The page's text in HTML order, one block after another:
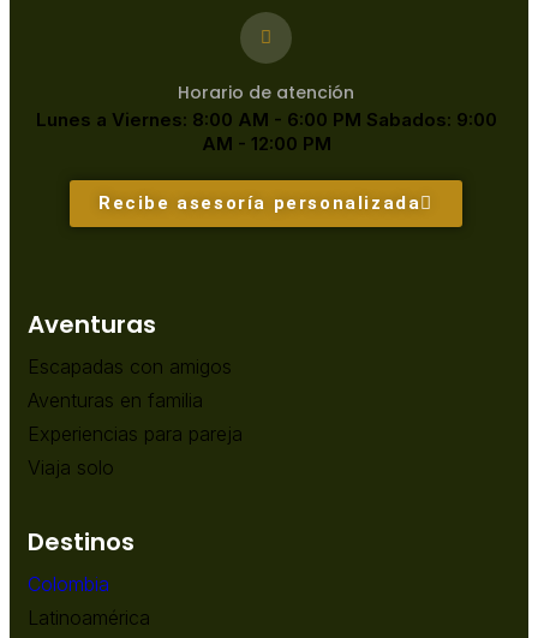
Horario de atención
Lunes a Viernes: 8:00 AM - 6:00 PM Sabados: 9:00
AM - 12:00 PM
Recibe asesoría personalizada
Aventuras
Escapadas con amigos
Aventuras en familia
Experiencias para pareja
Viaja solo
Destinos
Colombia
Latinoamérica